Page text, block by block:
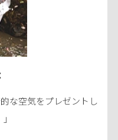
な空気をプレゼントし